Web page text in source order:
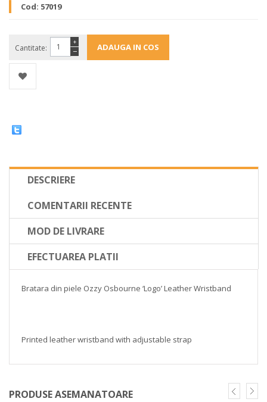
Cod: 57019
Cantitate: −
+
DESCRIERE
COMENTARII RECENTE
MOD DE LIVRARE
EFECTUAREA PLATII
Bratara din piele Ozzy Osbourne ‘Logo’ Leather Wristband
Printed leather wristband with adjustable strap
PRODUSE ASEMANATOARE